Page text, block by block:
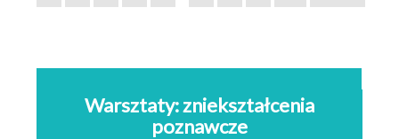
Warsztaty: zniekształcenia
poznawcze